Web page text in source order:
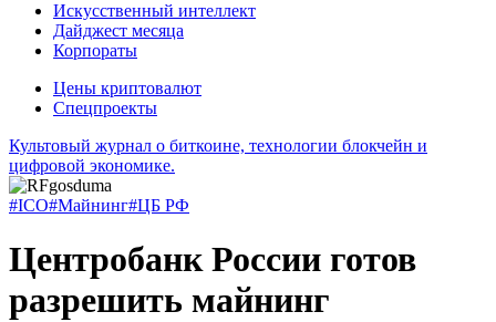
Искусственный интеллект
Дайджест месяца
Корпораты
Цены криптовалют
Спецпроекты
Культовый журнал о биткоине, технологии блокчейн и
цифровой экономике.
#ICO#Майнинг#ЦБ РФ
Центробанк России готов
разрешить майнинг